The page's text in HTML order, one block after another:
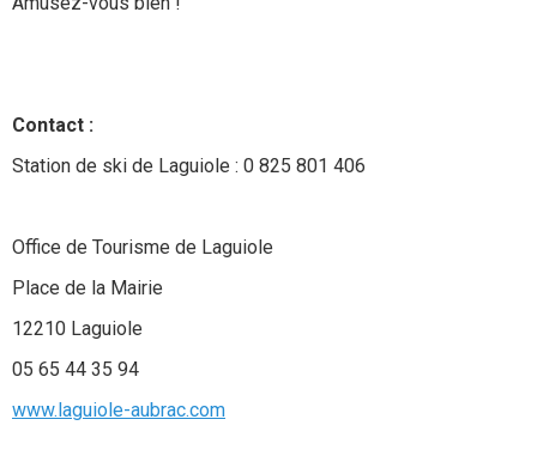
Contact :
Station de ski de Laguiole : 0 825 801 406
Office de Tourisme de Laguiole
Place de la Mairie
12210 Laguiole
05 65 44 35 94
www.laguiole-aubrac.com